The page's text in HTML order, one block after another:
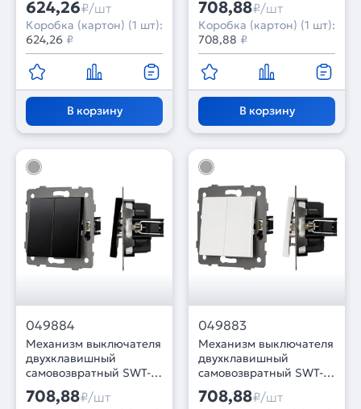
10A) (Arlight, -)
624,26₽/шт
Коробка (картон) (1 шт):
624,26 ₽
В корзину
10A) (Arlight, -)
708,88₽/шт
Коробка (картон) (1 шт):
708,88 ₽
В корзину
049884
Механизм выключателя
двухклавишный
самовозвратный SWT-
MKR2-PL-BK-V (250V,
10A) (Arlight, -)
708,88₽/шт
049883
Механизм выключателя
двухклавишный
самовозвратный SWT-
MKR2-PL-WH-V (250V,
10A) (Arlight, -)
708,88₽/шт